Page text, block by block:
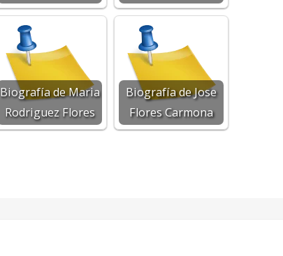
Biografía de Maria
Rodriguez Flores
Biografía de Jose
Flores Carmona